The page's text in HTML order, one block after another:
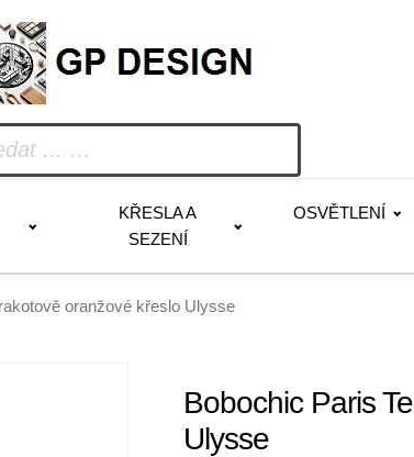
KŘESLA A
SEZENÍ
OSVĚTLENÍ
oranžové křeslo Ulysse
Bobochic Paris
Ulysse